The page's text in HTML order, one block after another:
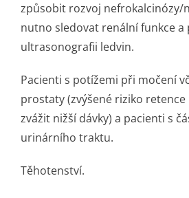
způsobit rozvoj nefrokalcinózy/
nutno sledovat renální funkce a
ultrasonografii ledvin.
Pacienti s potížemi při močení
prostaty (zvýšené riziko
zvážit nižší dávky) a pacienti s
urinárního traktu.
Těhotenství.